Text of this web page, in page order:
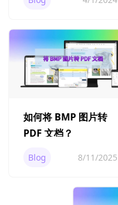
如何将 BMP 图片转
PDF 文档？
Blog 8/11/2025